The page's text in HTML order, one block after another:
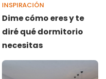
INSPIRACIÓN
Dime cómo eres y te
diré qué dormitorio
necesitas